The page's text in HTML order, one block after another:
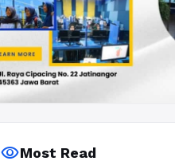
visibilityMost Read